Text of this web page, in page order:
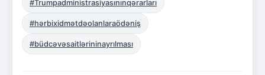
#Trumpadministrasiyasınınqərarları
#hərbixidmətdəolanlaraödəniş
#büdcəvəsaitlərininayrılması